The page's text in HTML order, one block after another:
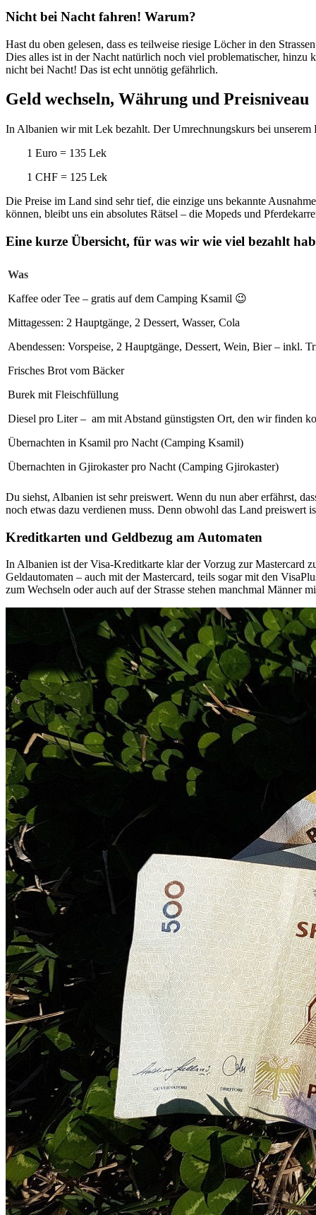
Nicht bei Nacht fahren! Warum?
Hast du oben gelesen, dass es teilweise riesige Löcher in den
Dies alles ist in der Nacht natürlich noch viel problematischer, hinzu
nicht bei Nacht! Das ist echt unnötig gefährlich.
Geld wechseln, Währung und Preisniveau
In Albanien wir mit Lek bezahlt. Der Umrechnungskurs bei
1 Euro = 135 Lek
1 CHF = 125 Lek
Die Preise im Land sind sehr tief, die einzige uns bekannte
können, bleibt uns ein absolutes Rätsel – die Mopeds und
Eine kurze Übersicht, für was wir wie viel bezahlt
Was
Kaffee oder Tee – gratis auf dem Camping Ksamil 😉
Mittagessen: 2 Hauptgänge, 2 Dessert, Wasser, Cola
Abendessen: Vorspeise, 2 Hauptgänge, Dessert, Wein, Bier – inkl.
Frisches Brot vom Bäcker
Burek mit Fleischfüllung
Diesel pro Liter – am mit Abstand günstigsten Ort, den wir finden
Übernachten in Ksamil pro Nacht (Camping Ksamil)
Übernachten in Gjirokaster pro Nacht (Camping Gjirokaster)
Du siehst, Albanien ist sehr preiswert. Wenn du nun aber erfährst,
noch etwas dazu verdienen muss. Denn obwohl das Land
Kreditkarten und Geldbezug am Automaten
In Albanien ist der Visa-Kreditkarte klar der Vorzug zur Mastercard
Geldautomaten – auch mit der Mastercard, teils sogar mit den
zum Wechseln oder auch auf der Strasse stehen manchmal Männer